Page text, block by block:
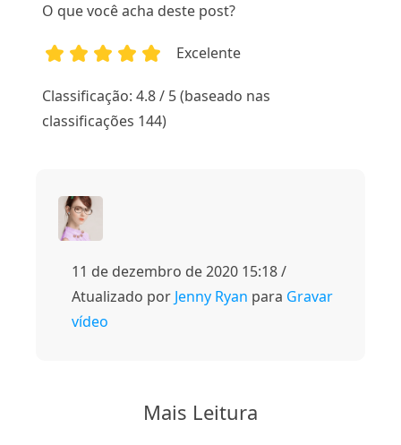
O que você acha deste post?
Excelente
Classificação: 4.8 / 5 (baseado nas
classificações 144)
11 de dezembro de 2020 15:18 /
Atualizado por Jenny Ryan para Gravar
vídeo
Mais Leitura